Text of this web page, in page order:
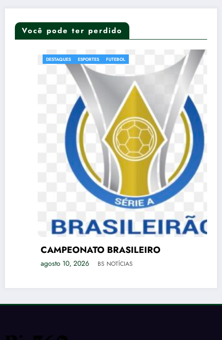
Você pode ter perdido
DESTAQUES ESPORTES FUTEBOL
CAMPEONATO BRASILEIRO
agosto 10, 2026 BS NOTÍCIAS